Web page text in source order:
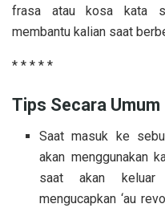
frasa atau kosa kata
membantu kalian saat
* * * * *
Tips Secara Umum
Saat masuk ke
akan menggunakan
saat akan
mengucapkan ‘au